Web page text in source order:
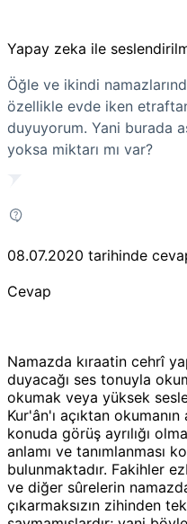
Yapay zeka ile
Öğle ve ikindi
özellikle evde iken
duyuyorum. Yani burada
yoksa miktarı mı var?
08.07.2020 tarihinde
Cevap
Namazda kıraatin cehrî
duyacağı ses tonuyla
okumak veya yüksek
Kur'ân'ı açıktan
konuda görüş ayrılığı
anlamı ve tanımlanması
bulunmaktadır. Fakihler
ve diğer sûrelerin
çıkarmaksızın zihinden